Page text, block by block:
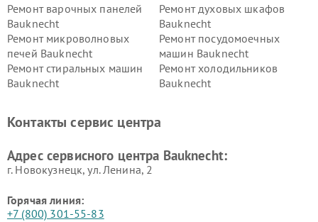
Ремонт варочных панелей
Bauknecht
Ремонт духовых шкафов
Bauknecht
Ремонт микроволновых
печей Bauknecht
Ремонт посудомоечных
машин Bauknecht
Ремонт стиральных машин
Bauknecht
Ремонт холодильников
Bauknecht
Контакты сервис центра
Адрес сервисного центра Bauknecht:
г. Новокузнецк, ул. Ленина, 2
Горячая линия:
+7 (800) 301-55-83